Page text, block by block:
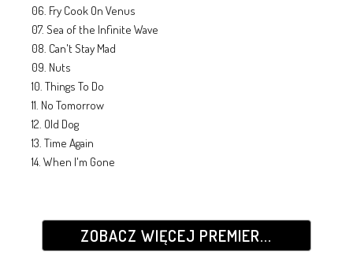
06. Fry Cook On Venus
07. Sea of the Infinite Wave
08. Can't Stay Mad
09. Nuts
10. Things To Do
11. No Tomorrow
12. Old Dog
13. Time Again
14. When I'm Gone
ZOBACZ WIĘCEJ PREMIER...